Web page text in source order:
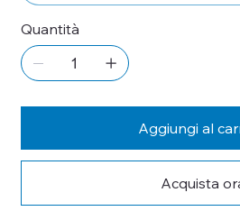
Quantità
Aggiungi al
Acquista